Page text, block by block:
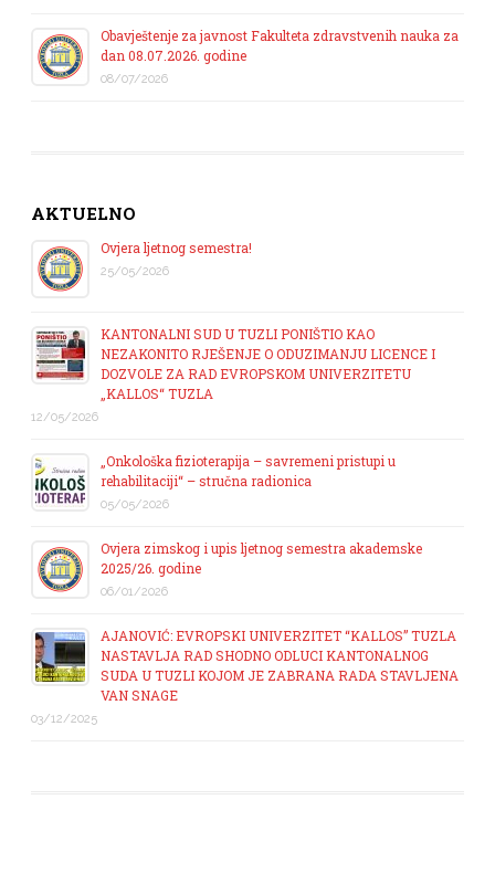
Obavještenje za javnost Fakulteta zdravstvenih nauka za
dan 08.07.2026. godine
08/07/2026
AKTUELNO
Ovjera ljetnog semestra!
25/05/2026
KANTONALNI SUD U TUZLI PONIŠTIO KAO
NEZAKONITO RJEŠENJE O ODUZIMANJU LICENCE I
DOZVOLE ZA RAD EVROPSKOM UNIVERZITETU
„KALLOS“ TUZLA
12/05/2026
„Onkološka fizioterapija – savremeni pristupi u
rehabilitaciji“ – stručna radionica
05/05/2026
Ovjera zimskog i upis ljetnog semestra akademske
2025/26. godine
06/01/2026
AJANOVIĆ: EVROPSKI UNIVERZITET “KALLOS” TUZLA
NASTAVLJA RAD SHODNO ODLUCI KANTONALNOG
SUDA U TUZLI KOJOM JE ZABRANA RADA STAVLJENA
VAN SNAGE
03/12/2025